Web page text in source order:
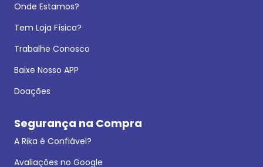
Onde Estamos?
Tem Loja Física?
Trabalhe Conosco
Baixe Nosso APP
Doações
Segurança na Compra
A Rika é Confiável?
Avaliações no Google